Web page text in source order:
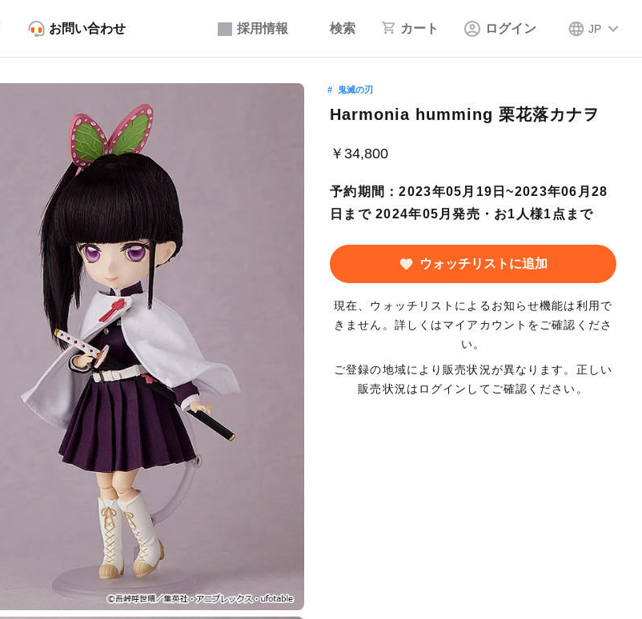
採用情報 検索 カート ログイン JP
お問い合わせ
鬼滅の刃
Harmonia humming 栗花落カナヲ
￥34,800
予約期間：2023年05月19日~2023年06月28
日まで 2024年05月発売・お1人様1点まで
ウォッチリストに追加
現在、ウォッチリストによるお知らせ機能は利用で
きません。詳しくはマイアカウントをご確認くださ
い。
ご登録の地域により販売状況が異なります。正しい
販売状況はログインしてご確認ください。